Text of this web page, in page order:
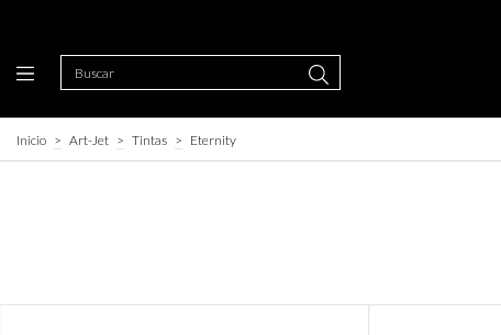
Inicio > Art-Jet > Tintas > Eternity